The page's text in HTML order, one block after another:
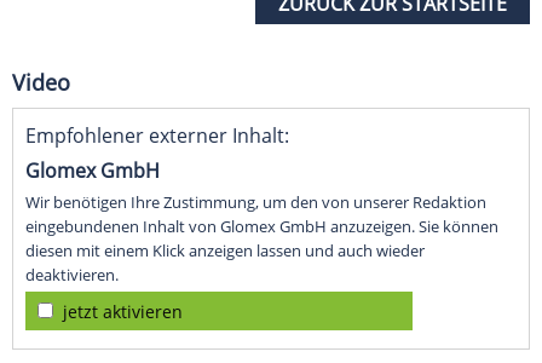
Video
Empfohlener externer Inhalt:
Glomex GmbH
Wir benötigen Ihre Zustimmung, um den von unserer Redaktion
eingebundenen Inhalt von Glomex GmbH anzuzeigen. Sie können
diesen mit einem Klick anzeigen lassen und auch wieder
deaktivieren.
jetzt aktivieren